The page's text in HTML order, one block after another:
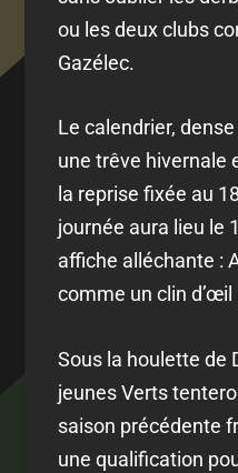
ou les deux clubs
Gazélec.
Le calendrier,
une trêve hivernale
la reprise fixée au
journée aura lieu le
affiche alléchante :
comme un clin
Sous la houlette de
jeunes Verts
saison précédente
une qualification